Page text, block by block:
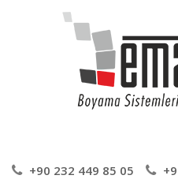
+90 232 449 85 05